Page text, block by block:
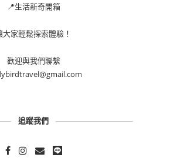
📍生活新奇開箱
大家輕鬆探索體驗！
歡迎與我們聯繫
追蹤我們